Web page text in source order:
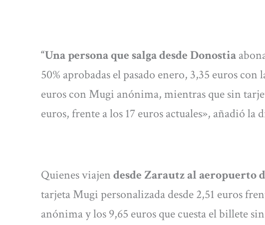
“Una persona que salga desde Donostia
50% aprobadas el pasado enero, 3,35 euros
euros con Mugi anónima, mientras que sin
euros, frente a los 17 euros actuales», añadió la
Quienes viajendesde Zarautz al aeropuerto
tarjeta Mugi personalizada desde 2,51 euros
anónima y los 9,65 euros que cuesta el billete